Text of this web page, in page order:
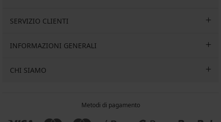
SERVIZIO CLIENTI
INFORMAZIONI GENERALI
CHI SIAMO
Metodi di pagamento